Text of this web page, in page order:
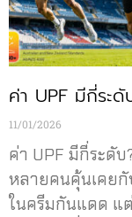
ค่า UPF มีกี่ระ
11/01/2026
ค่า UPF มีกี่ระดับ
หลายคนคุ้นเคยกั
ในครีมกันแดด แต่